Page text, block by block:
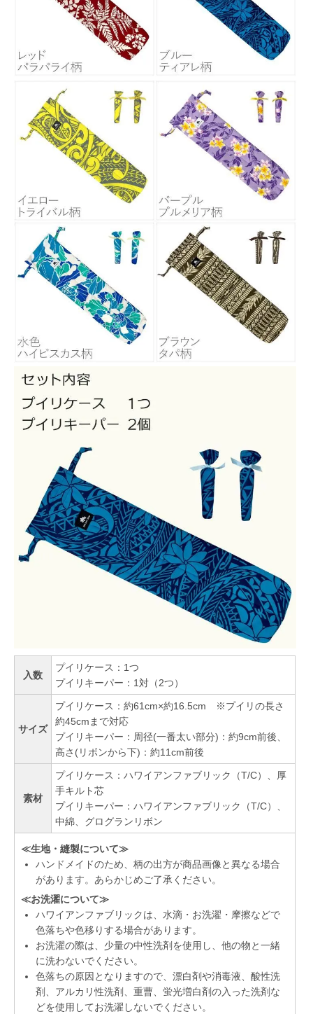
入数
プイリケース：1つ
プイリキーパー：1対（2つ）
サイズ
プイリケース：約61cm×約16.5cm ※プイリの長さ
約45cmまで対応
プイリキーパー：周径(一番太い部分)：約9cm前後、
高さ(リボンから下)：約11cm前後
素材
プイリケース：ハワイアンファブリック（T/C）、厚
手キルト芯
プイリキーパー：ハワイアンファブリック（T/C）、
中綿、グログランリボン
≪生地・縫製について≫
ハンドメイドのため、柄の出方が商品画像と異なる場合
があります。あらかじめご了承ください。
≪お洗濯について≫
ハワイアンファブリックは、水滴・お洗濯・摩擦などで
色落ちや色移りする場合があります。
お洗濯の際は、少量の中性洗剤を使用し、他の物と一緒
に洗わないでください。
色落ちの原因となりますので、漂白剤や消毒液、酸性洗
剤、アルカリ性洗剤、重曹、蛍光増白剤の入った洗剤な
どを使用してお洗濯しないでください。